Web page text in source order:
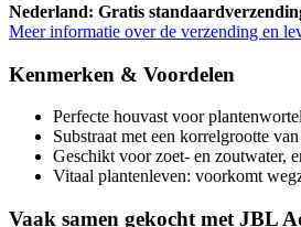
Nederland: Gratis
Meer informatie over de verzending en
Kenmerken & Voordelen
Perfecte houvast voor
Substraat met een korrelgrootte
Geschikt voor zoet- en zoutwater,
Vitaal plantenleven: voorkomt
Vaak samen gekocht met JBL